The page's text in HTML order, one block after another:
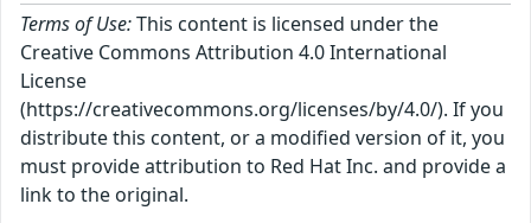
Terms of Use:This content is licensed under the
Creative Commons Attribution 4.0 International
License
(https://creativecommons.org/licenses/by/4.0/). If you
distribute this content, or a modified version of it, you
must provide attribution to Red Hat Inc. and provide a
link to the original.